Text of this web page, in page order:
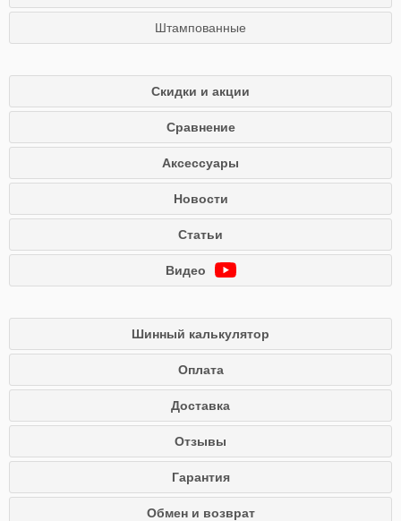
Штампованные
Скидки и акции
Сравнение
Аксессуары
Новости
Статьи
Видео
Шинный калькулятор
Оплата
Доставка
Отзывы
Гарантия
Обмен и возврат